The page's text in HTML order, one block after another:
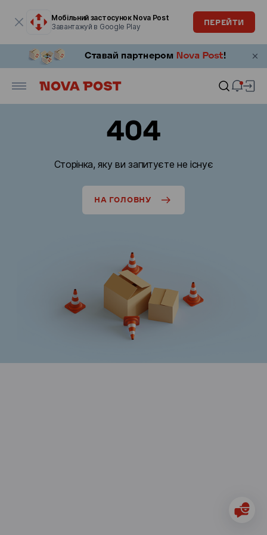
Мобільний застосунок Nova Post
Завантажуй в Google Play
ПЕРЕЙТИ
404
Сторінка, яку ви запитуєте не існує
НА ГОЛОВНУ